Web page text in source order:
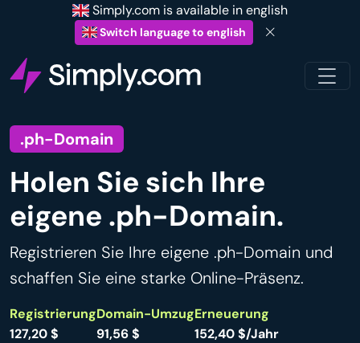
Simply.com is available in english
Switch language to english
.ph-Domain
Holen Sie sich Ihre
eigene .ph-Domain.
Registrieren Sie Ihre eigene .ph-Domain und
schaffen Sie eine starke Online-Präsenz.
Registrierung
127,20 $
Domain-Umzug
91,56 $
Erneuerung
152,40 $/Jahr